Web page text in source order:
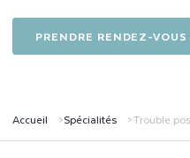
PRENDRE RENDEZ-VOUS
Accueil Spécialités Trouble